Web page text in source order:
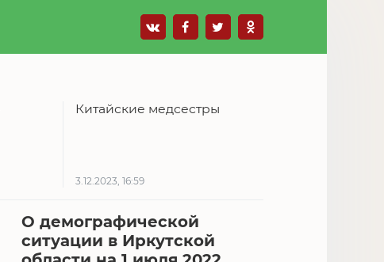
Китайские медсестры
3.12.2023, 16:59
О демографической
ситуации в Иркутской